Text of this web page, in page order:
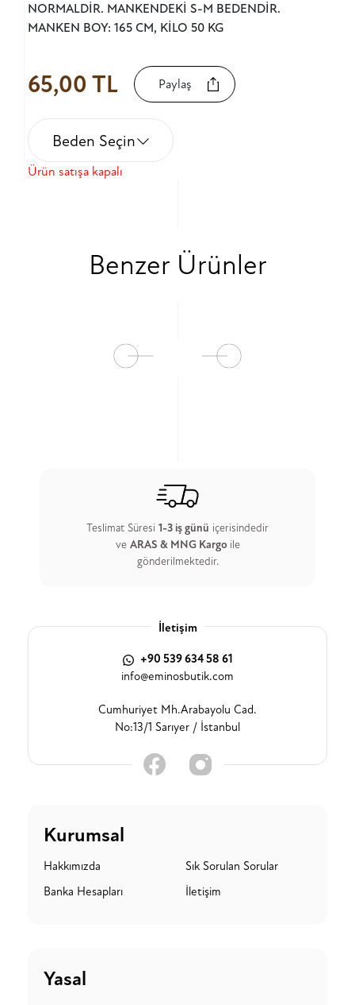
NORMALDİR. MANKENDEKİ S-M BEDENDİR.
MANKEN BOY: 165 CM, KİLO 50 KG
65,00 TL Paylaş
Beden Seçin
Ürün satışa kapalı
Benzer Ürünler
Teslimat Süresi 1-3 iş günü içerisindedir
ve ARAS & MNG Kargo ile
gönderilmektedir.
İletişim
+90 539 634 58 61
info@eminosbutik.com
Cumhuriyet Mh.Arabayolu Cad.
No:13/1 Sarıyer / İstanbul
Kurumsal
Hakkımızda
Sık Sorulan Sorular
Banka Hesapları
İletişim
Yasal